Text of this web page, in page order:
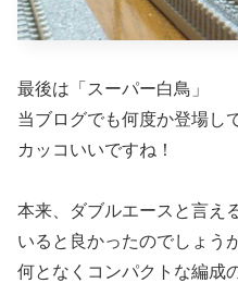
最後は「スーパー白鳥」
当ブログでも何度か登場し
カッコいいですね！
本来、ダブルエースと言え
いると良かったのでしょう
何となくコンパクトな編成